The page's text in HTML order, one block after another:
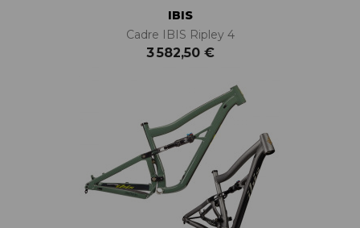
IBIS
Cadre IBIS Ripley 4
3 582,50 €